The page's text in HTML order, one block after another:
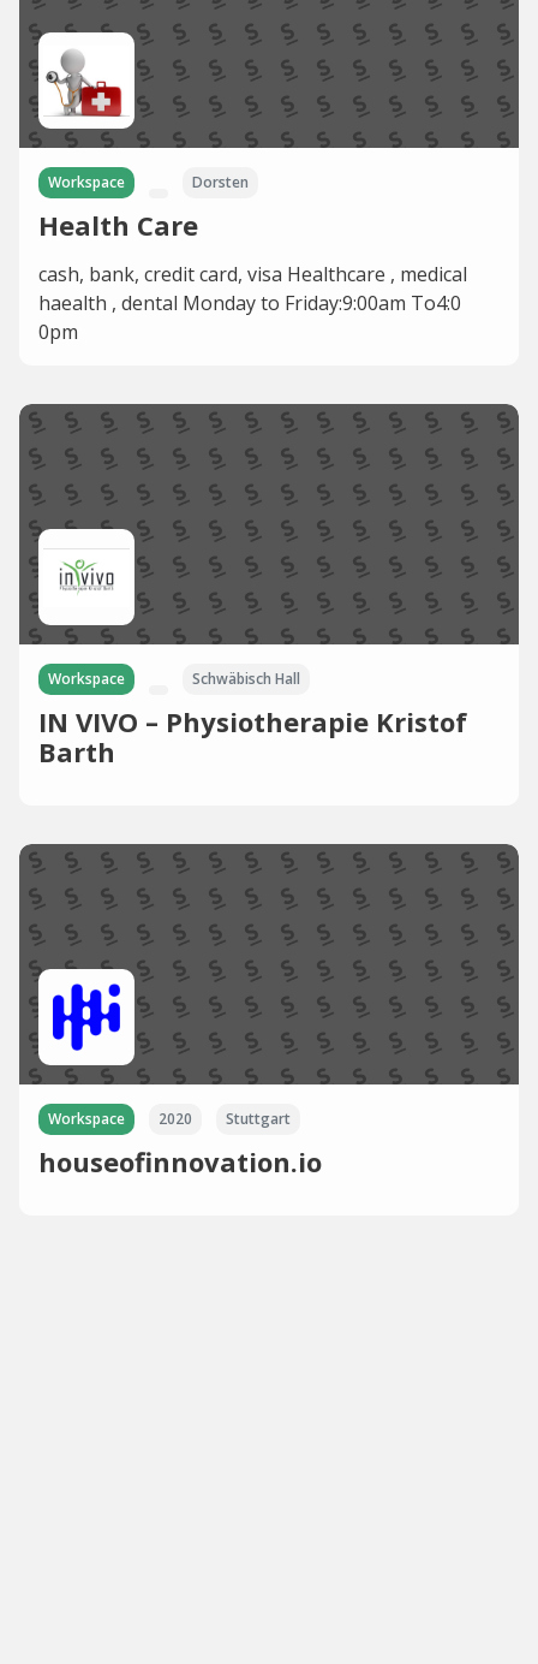
Workspace Dorsten
Health Care
cash, bank, credit card, visa Healthcare , medical
haealth , dental Monday to Friday:9:00am To4:0
0pm
Workspace Schwäbisch Hall
IN VIVO – Physiotherapie Kristof
Barth
Workspace 2020 Stuttgart
houseofinnovation.io